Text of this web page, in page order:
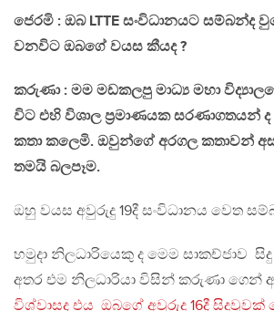
ජෙරමි : ඔබ LTTE සංවිධානයට සම්බන්ද
වනවිට ඔබගේ වයස කීයද ?
කරුණා : මම මඩකලපු මාධ්‍ය මහා
විට එහි විශාල ප්‍රමාණයක සරණාගතයන්
කතා කලෙමි. ඔවුන්ගේ අරගල කතාවන්
තමයි බලපෑම.
ඔහු වයස අවුරුදු 19දී සංවිධානය වෙත
හමුදා නිලධාරියෙකු ද මෙම සාකච්ජාව
අතර එම නිලධාරියා විසින් කරුණා ගෙන්
විශ්වාසද එය ඔබගේ අවුරුදු 16දී